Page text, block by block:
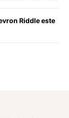
Riddle este